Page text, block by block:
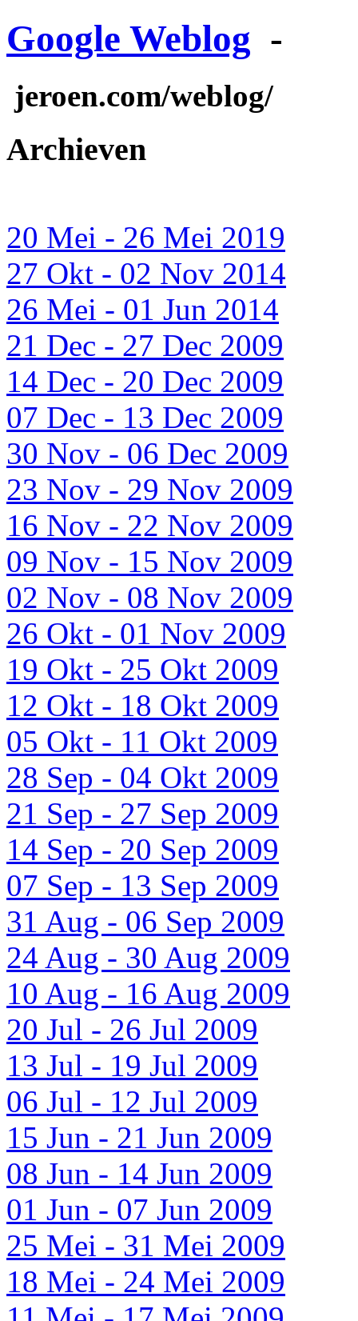
Google Weblog -
jeroen.com/weblog/
Archieven
20 Mei - 26 Mei 2019
27 Okt - 02 Nov 2014
26 Mei - 01 Jun 2014
21 Dec - 27 Dec 2009
14 Dec - 20 Dec 2009
07 Dec - 13 Dec 2009
30 Nov - 06 Dec 2009
23 Nov - 29 Nov 2009
16 Nov - 22 Nov 2009
09 Nov - 15 Nov 2009
02 Nov - 08 Nov 2009
26 Okt - 01 Nov 2009
19 Okt - 25 Okt 2009
12 Okt - 18 Okt 2009
05 Okt - 11 Okt 2009
28 Sep - 04 Okt 2009
21 Sep - 27 Sep 2009
14 Sep - 20 Sep 2009
07 Sep - 13 Sep 2009
31 Aug - 06 Sep 2009
24 Aug - 30 Aug 2009
10 Aug - 16 Aug 2009
20 Jul - 26 Jul 2009
13 Jul - 19 Jul 2009
06 Jul - 12 Jul 2009
15 Jun - 21 Jun 2009
08 Jun - 14 Jun 2009
01 Jun - 07 Jun 2009
25 Mei - 31 Mei 2009
18 Mei - 24 Mei 2009